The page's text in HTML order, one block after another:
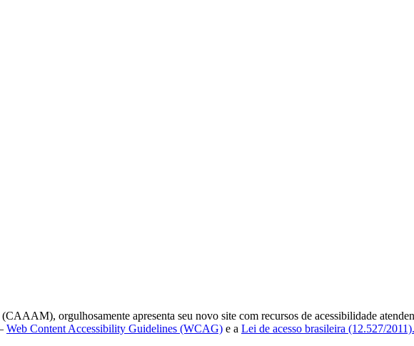
orgulhosamente apresenta seu novo site com recursos de acessibilidade
Web Content Accessibility Guidelines (WCAG) e a Lei de acesso brasileira (12.527/2011).